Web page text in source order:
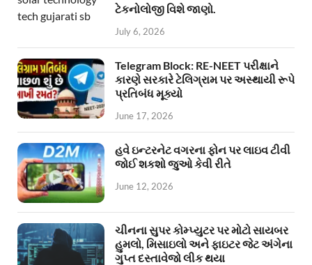
ટેકનોલોજી વિશે જાણો.
July 6, 2026
Telegram Block: RE-NEET પરીક્ષાને
કારણે સરકારે ટેલિગ્રામ પર અસ્થાયી રૂપે
પ્રતિબંધ મૂક્યો
June 17, 2026
હવે ઇન્ટરનેટ વગરના ફોન પર લાઇવ ટીવી
જોઈ શકશો જુઓ કેવી રીતે
June 12, 2026
ચીનના સુપર કોમ્પ્યુટર પર મોટો સાયબર
હુમલો, મિસાઇલો અને ફાઇટર જેટ અંગેના
ગુપ્ત દસ્તાવેજો લીક થયા